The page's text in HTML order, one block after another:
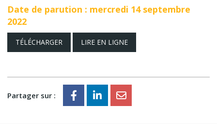
Date de parution : mercredi 14 septembre
2022
TÉLÉCHARGER LIRE EN LIGNE
Partager sur :